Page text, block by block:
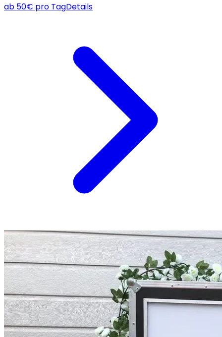
mit bis zu 6 Meter großen Feuerkreisen.
ab 50€ pro TagDetails